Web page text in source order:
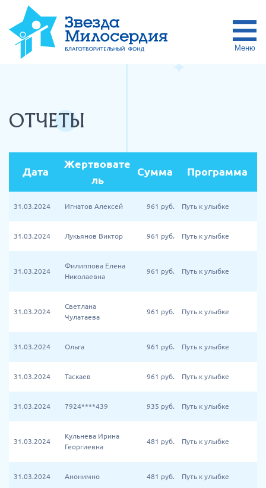
Меню
ОТЧЕТЫ
Дата
Жертвовате
ль
Сумма Программа
31.03.2024 Игнатов Алексей 961 руб. Путь к улыбке
31.03.2024 Лукьянов Виктор 961 руб. Путь к улыбке
31.03.2024
Филиппова Елена
Николаевна
961 руб. Путь к улыбке
31.03.2024
Светлана
Чулатаева
961 руб. Путь к улыбке
31.03.2024 Ольга 961 руб. Путь к улыбке
31.03.2024 Таскаев 961 руб. Путь к улыбке
31.03.2024 7924****439 935 руб. Путь к улыбке
31.03.2024
Кульнева Ирина
Георгиевна
481 руб. Путь к улыбке
31.03.2024 Анонимно 481 руб. Путь к улыбке